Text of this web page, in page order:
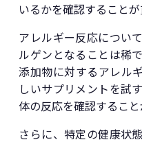
いるかを確認することが
アレルギー反応につい
ルゲンとなることは稀
添加物に対するアレル
しいサプリメントを試
体の反応を確認すること
さらに、特定の健康状